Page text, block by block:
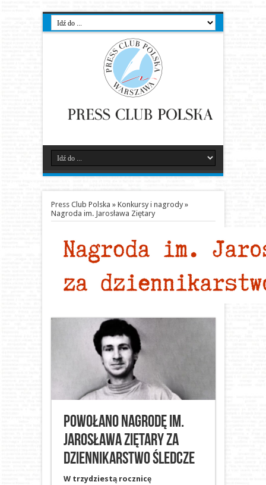
Press Club Polska » Konkursy i nagrody»
Nagroda im. Jarosława Ziętary
Powołano Nagrodę im.
Jarosława Ziętary za
dziennikarstwo śledcze
W trzydziestą rocznicę